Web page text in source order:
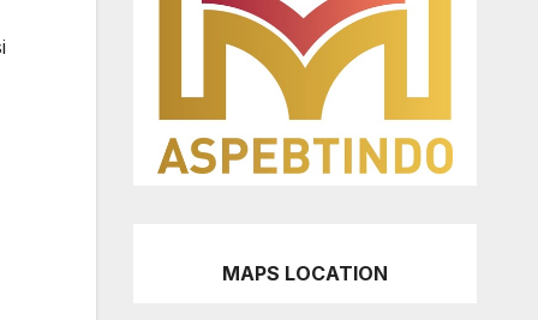
MAPS LOCATION